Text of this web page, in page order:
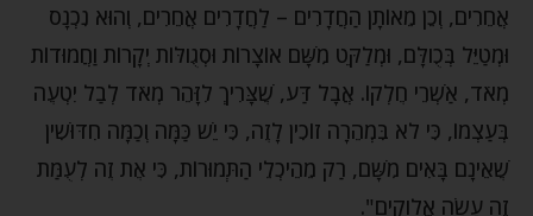
אֲחֵרִים, וְכֵן מֵאוֹתָן הַחֲדָרִים – לַחֲדָרִים אֲחֵרִים, וְהוּא נִכְנָס
וּמְטַיֵּל בְּכֻולָּם, וּמְלַקֵּט מִשָּׁם אוֹצָרוֹת וּסְגֻולּוֹת יְקָרוֹת וַחֲמוּדוֹת
מְאֹד, אַשְׁרֵי חֶלְקוֹ. אֲבָל דַּע, שֶׁצָּרִיךְ לִזָּהֵר מְאֹד לְבַל יִטְעֶה
בְּעַצְמוֹ, כִּי לֹא בִּמְהֵרָה זוֹכִין לָזֶה, כִּי יֵשׁ כַּמָּה וְכַמָּה חִדּוּשִׁין
שֶׁאֵינָם בָּאִים מִשָּׁם, רַק מֵהֵיכְלֵי הַתְּמוּרוֹת, כִּי אֶת זֶה לְעֻמַּת
זֶה עָשָׂה אֱלֹוקִים".